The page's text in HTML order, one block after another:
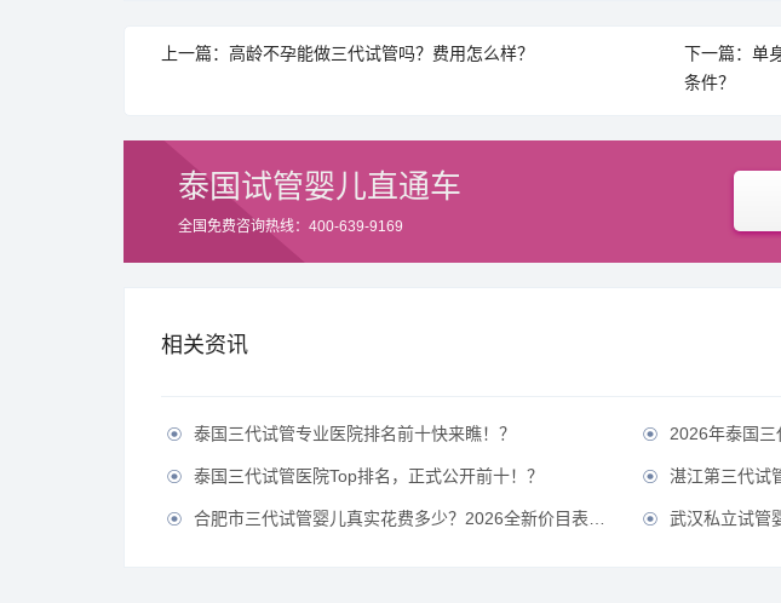
上一篇：高龄不孕能做三代试管吗？费用怎么样？
下一篇：单
条件？
泰国试管婴儿直通车
全国免费咨询热线：400-639-9169
相关资讯
 泰国三代试管专业医院排名前十快来瞧！？  2026年泰国三
 泰国三代试管医院Top排名，正式公开前十！？  湛江第三代试
 合肥市三代试管婴儿真实花费多少？2026全新价目表公开！？  武汉私立试管婴